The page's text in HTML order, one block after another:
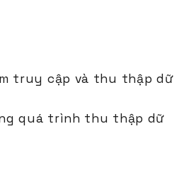
truy cập và thu thập dữ
quá trình thu thập dữ